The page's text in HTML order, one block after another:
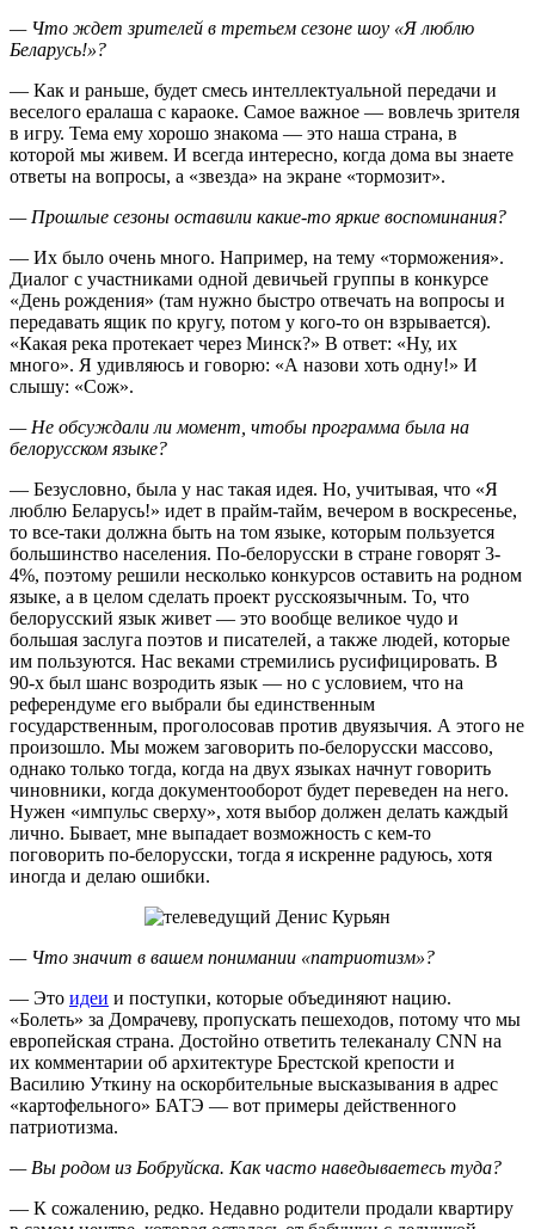
— Что ждет зрителей в третьем сезоне шоу «Я люблю
Беларусь!»?
— Как и раньше, будет смесь интеллектуальной передачи и
веселого ералаша с караоке. Самое важное — вовлечь зрителя
в игру. Тема ему хорошо знакома — это наша страна, в
которой мы живем. И всегда интересно, когда дома вы знаете
ответы на вопросы, а «звезда» на экране «тормозит».
— Прошлые сезоны оставили какие-то яркие воспоминания?
— Их было очень много. Например, на тему «торможения».
Диалог с участниками одной девичьей группы в конкурсе
«День рождения» (там нужно быстро отвечать на вопросы и
передавать ящик по кругу, потом у кого-то он взрывается).
«Какая река протекает через Минск?» В ответ: «Ну, их
много». Я удивляюсь и говорю: «А назови хоть одну!» И
слышу: «Сож».
— Не обсуждали ли момент, чтобы программа была на
белорусском языке?
— Безусловно, была у нас такая идея. Но, учитывая, что «Я
люблю Беларусь!» идет в прайм-тайм, вечером в воскресенье,
то все-таки должна быть на том языке, которым пользуется
большинство населения. По-белорусски в стране говорят 3-
4%, поэтому решили несколько конкурсов оставить на родном
языке, а в целом сделать проект русскоязычным. То, что
белорусский язык живет — это вообще великое чудо и
большая заслуга поэтов и писателей, а также людей, которые
им пользуются. Нас веками стремились русифицировать. В
90-х был шанс возродить язык — но с условием, что на
референдуме его выбрали бы единственным
государственным, проголосовав против двуязычия. А этого не
произошло. Мы можем заговорить по-белорусски массово,
однако только тогда, когда на двух языках начнут говорить
чиновники, когда документооборот будет переведен на него.
Нужен «импульс сверху», хотя выбор должен делать каждый
лично. Бывает, мне выпадает возможность с кем-то
поговорить по-белорусски, тогда я искренне радуюсь, хотя
иногда и делаю ошибки.
— Что значит в вашем понимании «патриотизм»?
— Это идеи и поступки, которые объединяют нацию.
«Болеть» за Домрачеву, пропускать пешеходов, потому что мы
европейская страна. Достойно ответить телеканалу CNN на
их комментарии об архитектуре Брестской крепости и
Василию Уткину на оскорбительные высказывания в адрес
«картофельного» БАТЭ — вот примеры действенного
патриотизма.
— Вы родом из Бобруйска. Как часто наведываетесь туда?
— К сожалению, редко. Недавно родители продали квартиру